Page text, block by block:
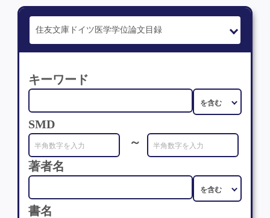
キーワード
SMD
～
著者名
書名